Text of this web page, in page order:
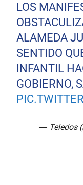
LOS
ALAMEDA
SENTIDO
INFANTIL
GOBIERNO,
— Teledos